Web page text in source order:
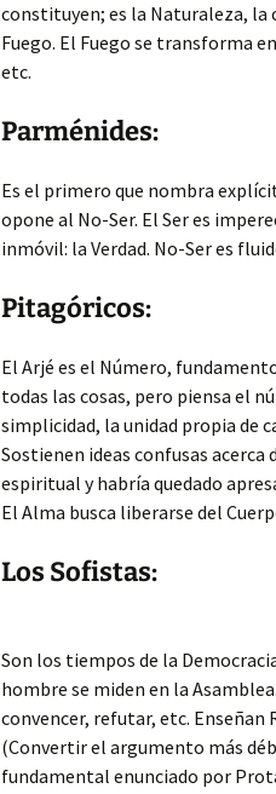
constituyen; es la Naturaleza,
Fuego. El Fuego se transforma
etc.
Parménides:
Es el primero que nombra
opone al No-Ser. El Ser es
inmóvil: la Verdad. No-Ser es
Pitagóricos:
El Arjé es el Número,
todas las cosas, pero piensa el
simplicidad, la unidad propia de
Sostienen ideas confusas
espiritual y habría quedado
El Alma busca liberarse del
Los Sofistas:
Son los tiempos de la
hombre se miden en la
convencer, refutar, etc. Enseñan
(Convertir el argumento más
fundamental enunciado por